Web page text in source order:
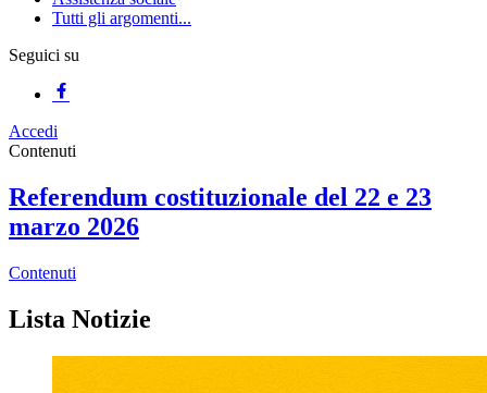
Tutti gli argomenti...
Seguici su
Accedi
Homepage
Contenuti
Referendum costituzionale del 22 e 23
marzo 2026
Contenuti
Lista Notizie